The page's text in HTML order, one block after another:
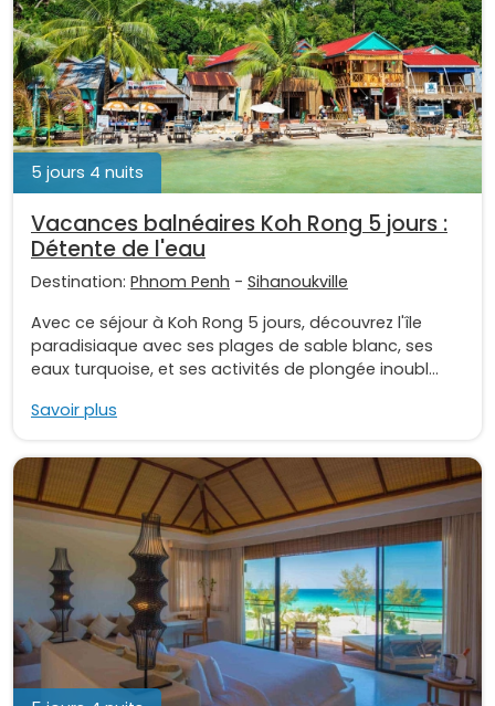
5 jours 4 nuits
Vacances balnéaires Koh Rong 5 jours :
Détente de l'eau
Destination: Phnom Penh - Sihanoukville
Avec ce séjour à Koh Rong 5 jours, découvrez l'île
paradisiaque avec ses plages de sable blanc, ses
eaux turquoise, et ses activités de plongée inoubl...
Savoir plus